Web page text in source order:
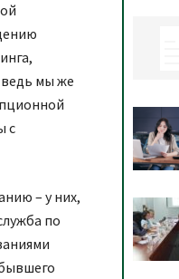
мы же
с
– у них,
по